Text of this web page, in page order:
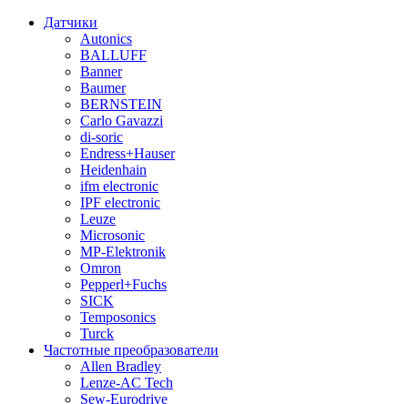
Датчики
Autonics
BALLUFF
Banner
Baumer
BERNSTEIN
Carlo Gavazzi
di-soric
Endress+Hauser
Heidenhain
ifm electronic
IPF electronic
Leuze
Microsonic
MP-Elektronik
Omron
Pepperl+Fuchs
SICK
Temposonics
Turck
Частотные преобразователи
Allen Bradley
Lenze-AC Tech
Sew-Eurodrive